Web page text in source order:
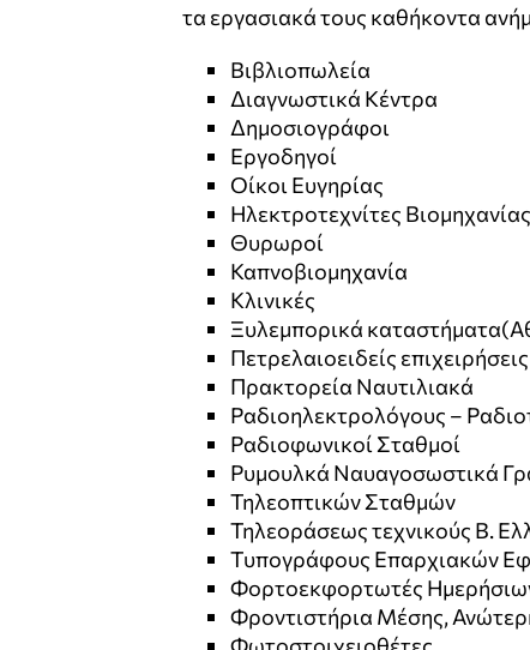
τα εργασιακά τους καθήκοντα
Βιβλιοπωλεία
Διαγνωστικά Κέντρα
Δημοσιογράφοι
Εργοδηγοί
Οίκοι Ευγηρίας
Ηλεκτροτεχνίτες
Θυρωροί
Καπνοβιομηχανία
Κλινικές
Ξυλεμπορικά
Πετρελαιοειδείς επιχειρήσεις
Πρακτορεία Ναυτιλιακά
Ραδιοηλεκτρολόγους –
Ραδιοφωνικοί Σταθμοί
Ρυμουλκά Ναυαγοσωστικά
Τηλεοπτικών Σταθμών
Τηλεοράσεως τεχνικούς Β.
Τυπογράφους Επαρχιακών
Φορτοεκφορτωτές
Φροντιστήρια Μέσης,